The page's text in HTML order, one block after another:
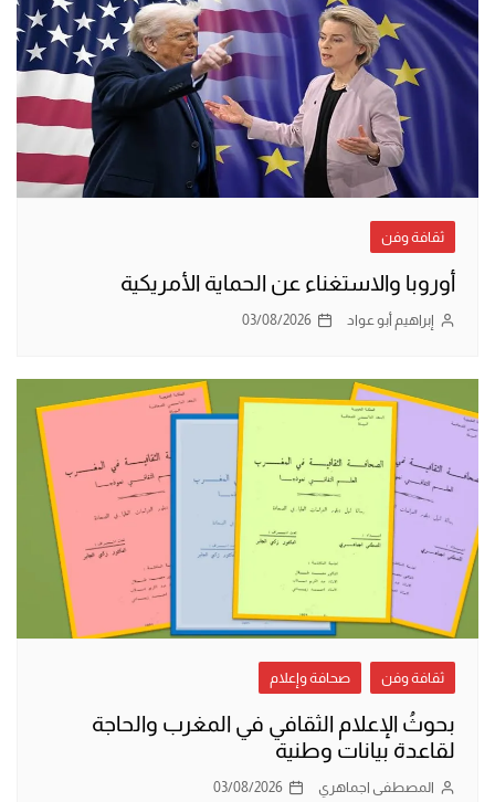
ثقافة وفن
أوروبا والاستغناء عن الحماية الأمريكية
إبراهيم أبو عواد 03/08/2026
ثقافة وفن صحافة وإعلام
بحوثُ الإعلام الثقافي في المغرب والحاجة
لقاعدة بيانات وطنية
المصطفى اجماهري 03/08/2026